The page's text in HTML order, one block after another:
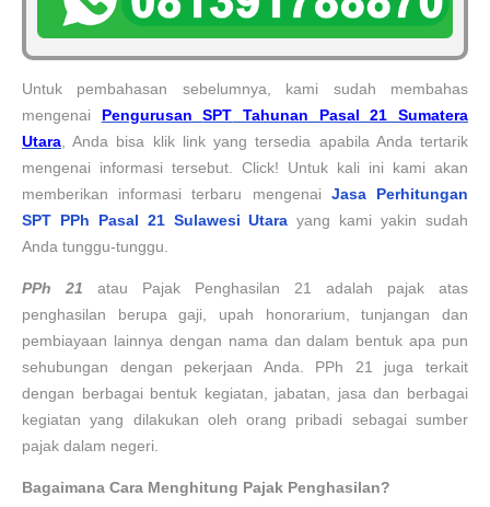
Untuk pembahasan sebelumnya, kami sudah membahas
mengenai PengurusanSPT Tahunan Pasal 21 Sumatera
Utara , Anda bisa klik link yang tersedia apabila Anda tertarik
mengenai informasi tersebut. Click! Untuk kali ini kami akan
memberikan informasi terbaru mengenai Jasa Perhitungan
SPT PPh Pasal 21 Sulawesi Utara yang kami yakin sudah
Anda tunggu-tunggu.
PPh 21 atau Pajak Penghasilan 21 adalah pajak atas
penghasilan berupa gaji, upah honorarium, tunjangan dan
pembiayaan lainnya dengan nama dan dalam bentuk apa pun
sehubungan dengan pekerjaan Anda. PPh 21 juga terkait
dengan berbagai bentuk kegiatan, jabatan, jasa dan berbagai
kegiatan yang dilakukan oleh orang pribadi sebagai sumber
pajak dalam negeri.
Bagaimana Cara Menghitung Pajak Penghasilan?